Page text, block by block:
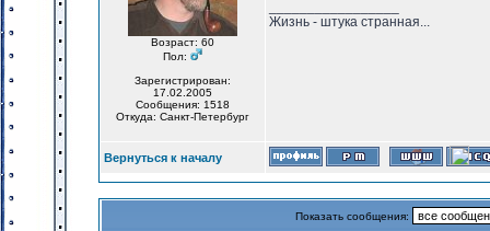
Возраст: 60
Пол:
Зарегистрирован:
17.02.2005
Сообщения: 1518
Откуда: Санкт-Петербург
Жизнь - штука странная...
Вернуться к началу
Показать сообщения: